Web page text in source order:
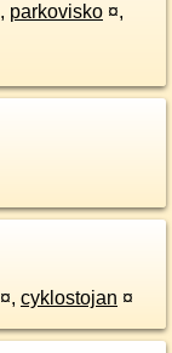
, parkovisko ¤,
¤, cyklostojan ¤